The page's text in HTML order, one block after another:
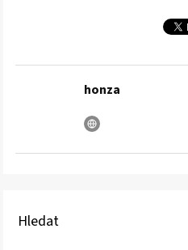
honza
Hledat